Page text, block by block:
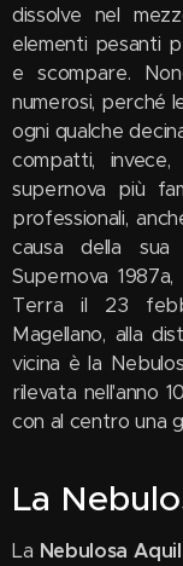
dissolve nel
elementi pesanti
e scompare.
numerosi, perché
ogni qualche
compatti,
supernova più
professionali,
causa della sua
Supernova
Terra il 23
Magellano, alla
vicina è la
rilevata nell'anno
con al centro una
La
La Nebulosa